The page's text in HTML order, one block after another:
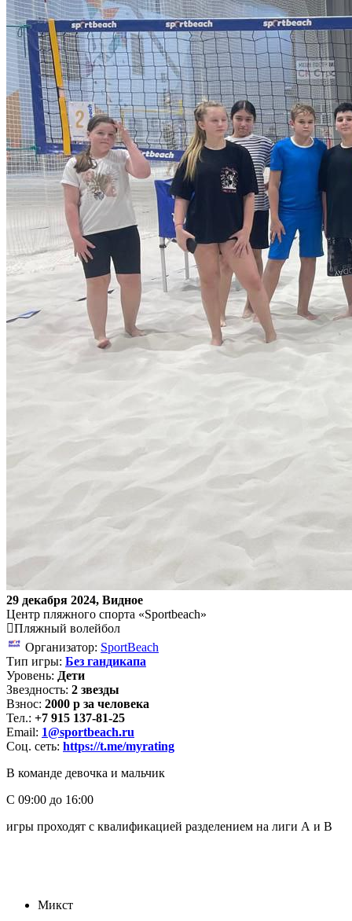
29 декабря 2024, Видное
Центр пляжного спорта «Sportbeach»
Пляжный волейбол
Организатор: SportBeach
Тип игры: Без гандикапа
Уровень: Дети
Звездность: 2 звезды
Взнос: 2000 р за человека
Тел.: +7 915 137-81-25
Email: 1@sportbeach.ru
Соц. сеть: https://t.me/myrating
В команде девочка и мальчик
С 09:00 до 16:00
игры проходят с квалификацией разделением на лиги А и В
Микст